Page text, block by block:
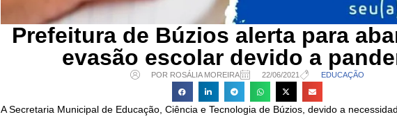
Prefeitura de Búzios alerta para
evasão escolar devido a
POR ROSÁLIA MOREIRA 22/06/2021 EDUCAÇÃO
A Secretaria Municipal de Educação, Ciência e Tecnologia de Búzios, devido a